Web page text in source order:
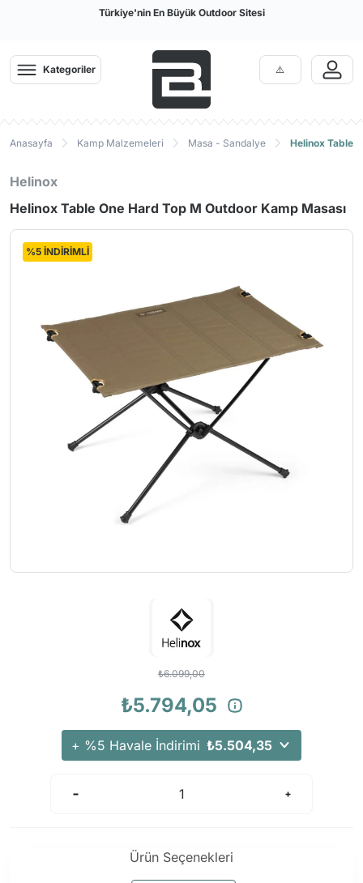
Türkiye'nin En Büyük Outdoor Sitesi
Kategoriler
Anasayfa Kamp Malzemeleri Masa - Sandalye Helinox Table
Helinox
Helinox Table One Hard Top M Outdoor Kamp Masası
%5 İNDİRİMLİ
₺6.099,00
₺5.794,05
+ %5 Havale İndirimi ₺5.504,35
Ürün Seçenekleri